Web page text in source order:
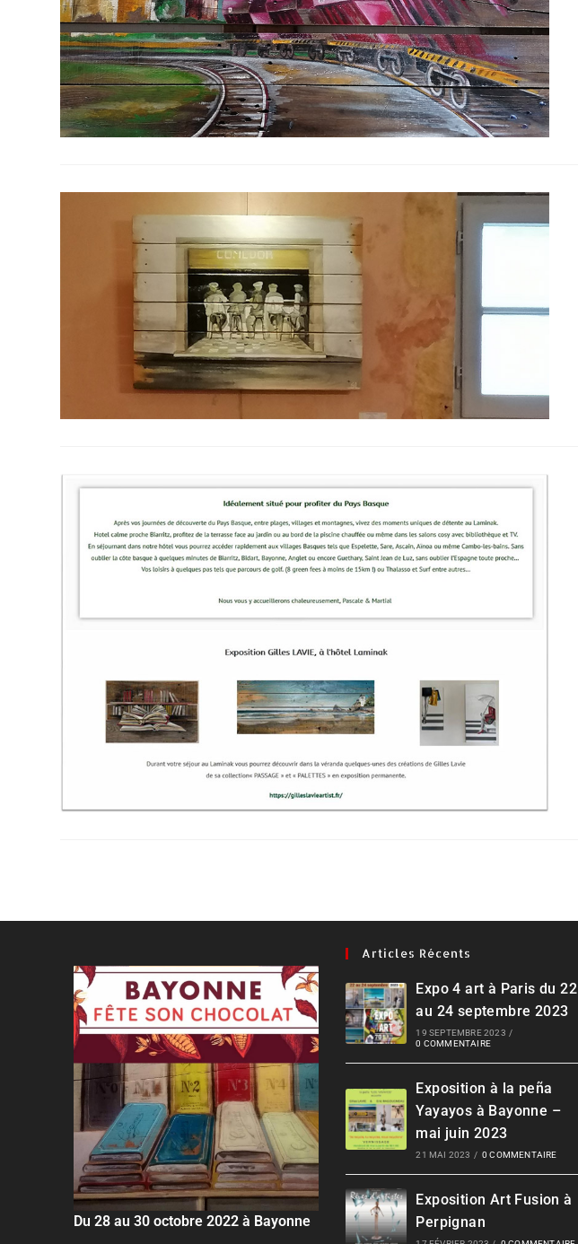
Du 28 au 30 octobre 2022 à Bayonne
Articles Récents
Expo 4 art à Paris du 22
au 24 septembre 2023
19 SEPTEMBRE 2023 /
0 COMMENTAIRE
Exposition à la peña
Yayayos à Bayonne –
mai juin 2023
21 MAI 2023 / 0 COMMENTAIRE
Exposition Art Fusion à
Perpignan